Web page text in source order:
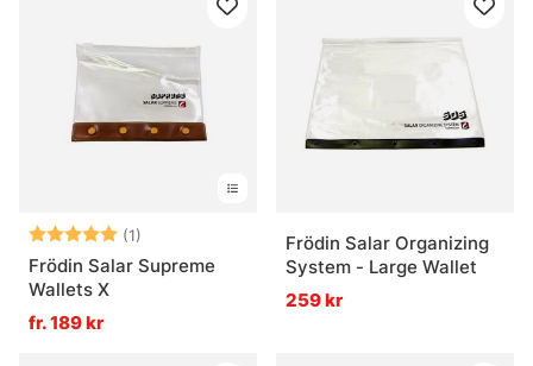
Betyg: (1)
5.0 utav 5 stjärnor
Frödin Salar Supreme
Wallets X
fr. 189 kr
Frödin Salar Organizing
System - Large Wallet
259 kr